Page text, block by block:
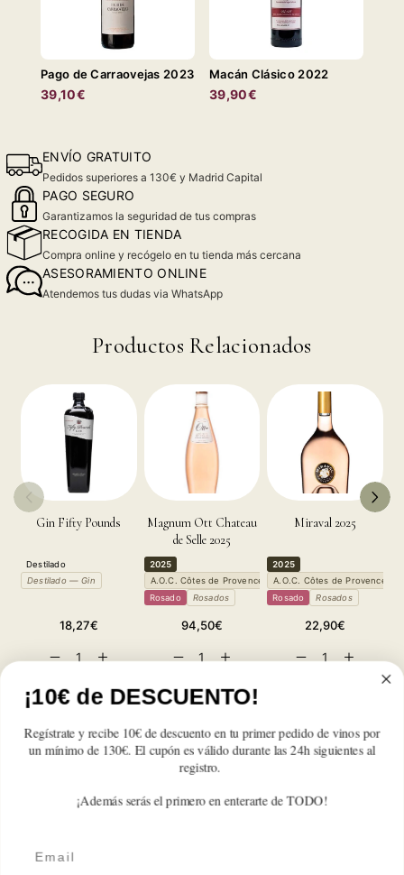
Pago de Carraovejas 2023
39,10€
Macán Clásico 2022
39,90€
ENVÍO GRATUITO
Pedidos superiores a 130€ y Madrid Capital
PAGO SEGURO
Garantizamos la seguridad de tus compras
RECOGIDA EN TIENDA
Compra online y recógelo en tu tienda más cercana
ASESORAMIENTO ONLINE
Atendemos tus dudas via WhatsApp
Productos Relacionados
Gin Fifty Pounds
Destilado
Destilado — Gin
Precio
18,27€
Reducir
para
Ott
de
Selle
Aumentar
para
Ott
de
Selle
Magnum Ott Chateau
de Selle 2025
2025
A.O.C. Côtes de Provence
Rosado
Rosados
Precio
94,50€
Reducir
para
Ott
de
Selle
2024
Aumentar
para
Ott
de
Selle
2024
Miraval 2025
2025
A.O.C. Côtes de Provence
Rosado
Rosados
Precio
22,90€
Reducir
de
Selle
Aumentar
cantidad
de
Selle
Reseñas de Clientes
¡10€ de DESCUENTO!
Regístrate y recibe 10€ de descuento en tu primer pedido de vinos por
un mínimo de 130€. El cupón es válido durante las 24h siguientes al
registro.
¡Además serás el primero en enterarte de TODO!